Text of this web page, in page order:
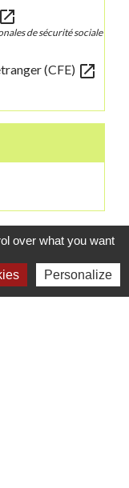
open_in_new
de sécurité sociale
(CFE) open_in_new
sur cette page
over what you want
Personalize